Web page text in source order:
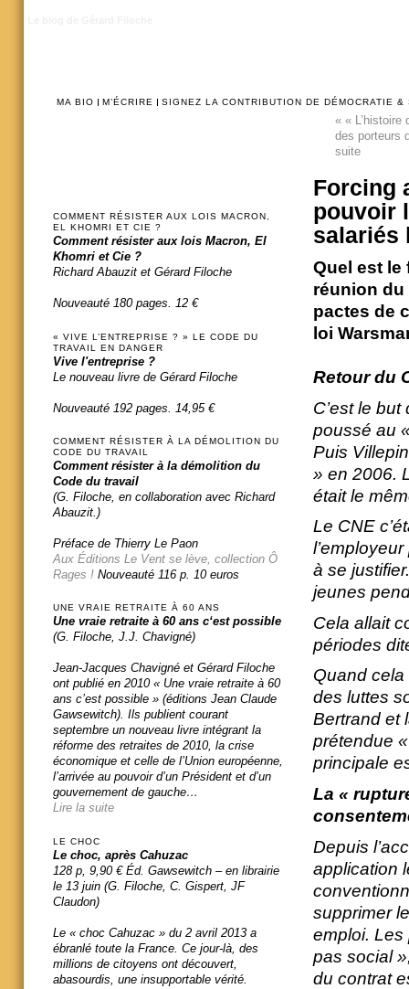
MA BIO M’ÉCRIRE SIGNEZ LA CONTRIBUTION DE DÉMOCRATIE &
«« L’histoire
des porteurs
suite
Forcing
pouvoir
salariés
Quel est le
réunion du
pactes de
loi
Retour du
C’est le
poussé au
Puis
» en 2006.
était le
Le CNE
à se
jeunes
Cela allait
périodes
Quand
des luttes
Bertrand et
prétendue
principale
La «
Depuis
application
supprimer
emploi. Les
pas social
du contrat
COMMENT RÉSISTER AUX LOIS MACRON,
EL KHOMRI ET CIE ?
Comment résister aux lois Macron, El
Khomri et Cie ?
Richard Abauzit et Gérard Filoche
Nouveauté 180 pages. 12 €
« VIVE L’ENTREPRISE ? » LE CODE DU
TRAVAIL EN DANGER
Vive l'entreprise ?
Le nouveau livre de Gérard Filoche
Nouveauté 192 pages. 14,95 €
COMMENT RÉSISTER À LA DÉMOLITION DU
CODE DU TRAVAIL
Comment résister à la démolition du
Code du travail
(G. Filoche, en collaboration avec Richard
Abauzit.)
Préface de Thierry Le Paon
Aux Éditions Le Vent se lève, collection Ô
Rages ! Nouveauté 116 p. 10 euros
UNE VRAIE RETRAITE À 60 ANS
Une vraie retraite à 60 ans c‘est possible
(G. Filoche, J.J. Chavigné)
Jean-Jacques Chavigné et Gérard Filoche
ont publié en 2010 « Une vraie retraite à 60
ans c’est possible » (éditions Jean Claude
Gawsewitch). Ils publient courant
septembre un nouveau livre intégrant la
réforme des retraites de 2010, la crise
économique et celle de l’Union européenne,
l’arrivée au pouvoir d’un Président et d’un
gouvernement de gauche…
Lire la suite
LE CHOC
Le choc, après Cahuzac
128 p, 9,90 € Éd. Gawsewitch – en librairie
le 13 juin (G. Filoche, C. Gispert, JF
Claudon)
Le « choc Cahuzac » du 2 avril 2013 a
ébranlé toute la France. Ce jour-là, des
millions de citoyens ont découvert,
abasourdis, une insupportable vérité.